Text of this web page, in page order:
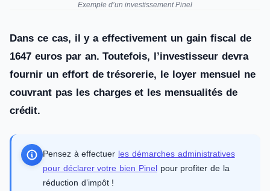
Exemple d’un investissement Pinel
Dans ce cas, il y a effectivement un gain fiscal de
1647 euros par an. Toutefois, l’investisseur devra
fournir un effort de trésorerie, le loyer mensuel ne
couvrant pas les charges et les mensualités de
crédit.
Pensez à effectuer les démarches administratives
pour déclarer votre bien Pinelpour profiter de la
réduction d’impôt !